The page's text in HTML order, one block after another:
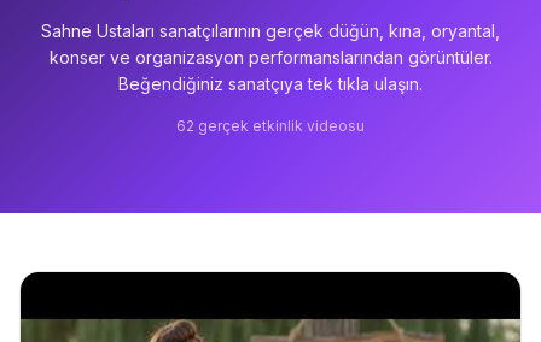
Sahne Ustaları sanatçılarının gerçek düğün, kına, oryantal,
konser ve organizasyon performanslarından görüntüler.
Beğendiğiniz sanatçıya tek tıkla ulaşın.
62 gerçek etkinlik videosu